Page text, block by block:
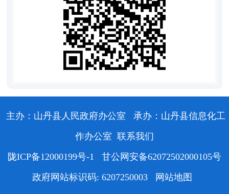
主办：山丹县人民政府办公室
承办：山丹县信息化工
作办公室 联系我们
陇ICP备12000199号-1
甘公网安备62072502000105号
政府网站标识码: 6207250003
网站地图